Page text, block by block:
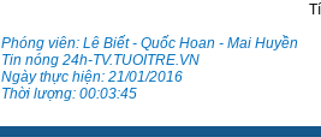
Phóng viên: Lê Biết - Quốc Hoan - Mai Huyền
Tin nóng 24h-TV.TUOITRE.VN
Ngày thực hiện: 21/01/2016
Thời lượng: 00:03:45